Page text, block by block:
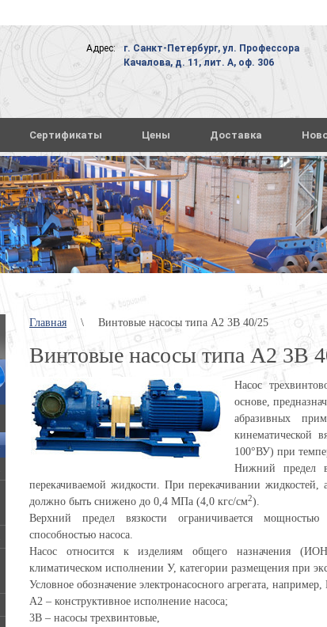
Адрес:
г. Санкт-Петербург, ул. Профессора
Качалова, д. 11, лит. А, оф. 306
Сертификаты Цены Доставка
Главная \ Винтовые насосы типа А2 3В 40/25
Винтовые насосы типа А2 3В
Насос
основе,
абразивных
100°ВУ) при
Нижний предел
перекачиваемой жидкости. При перекачивании
должно быть снижено до 0,4 МПа (4,0 кгс/см2).
Верхний предел вязкости ограничивается мощностью
способностью насоса.
Насос относится к изделиям общего назначения
климатическом исполнении У, категории размещения при
Условное обозначение электронасосного агрегата,
А2 – конструктивное исполнение насоса;
3В – насосы трехвинтовые,